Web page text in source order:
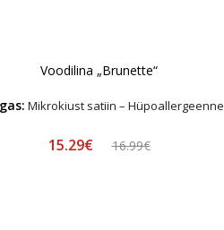
Voodilina „Brunette“
Mikrokiust satiin – Hüpoallergeenne
15.29€ 16.99€